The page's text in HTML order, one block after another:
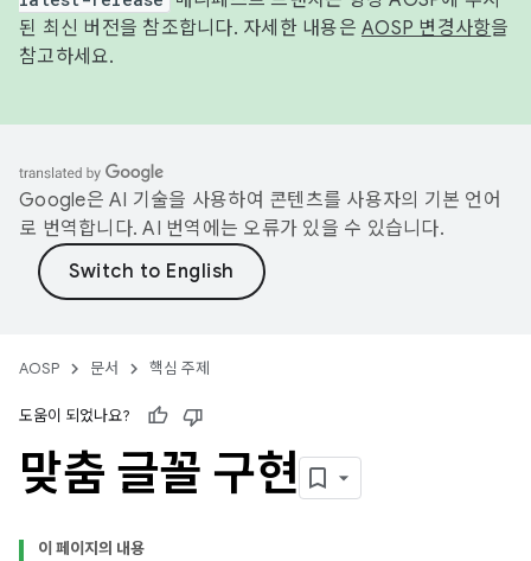
된 최신 버전을 참조합니다. 자세한 내용은 AOSP 변경사항을
참고하세요.
Google은 AI 기술을 사용하여 콘텐츠를 사용자의 기본 언어
로 번역합니다. AI 번역에는 오류가 있을 수 있습니다.
AOSP 문서 핵심 주제
도움이 되었나요?
맞춤 글꼴 구현
이 페이지의 내용